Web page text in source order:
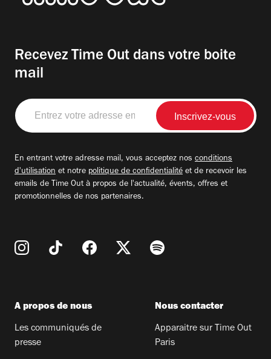
Recevez Time Out dans votre boite
mail
Entrez
votre
adresse
En entrant votre adresse mail, vous acceptez nos conditions
d'utilisation et notre politique de confidentialité et de recevoir les
emails de Time Out à propos de l'actualité, évents, offres et
promotionnelles de nos partenaires.
A propos de nous
Les communiqués de
presse
Nous contacter
Apparaitre sur Time Out
Paris